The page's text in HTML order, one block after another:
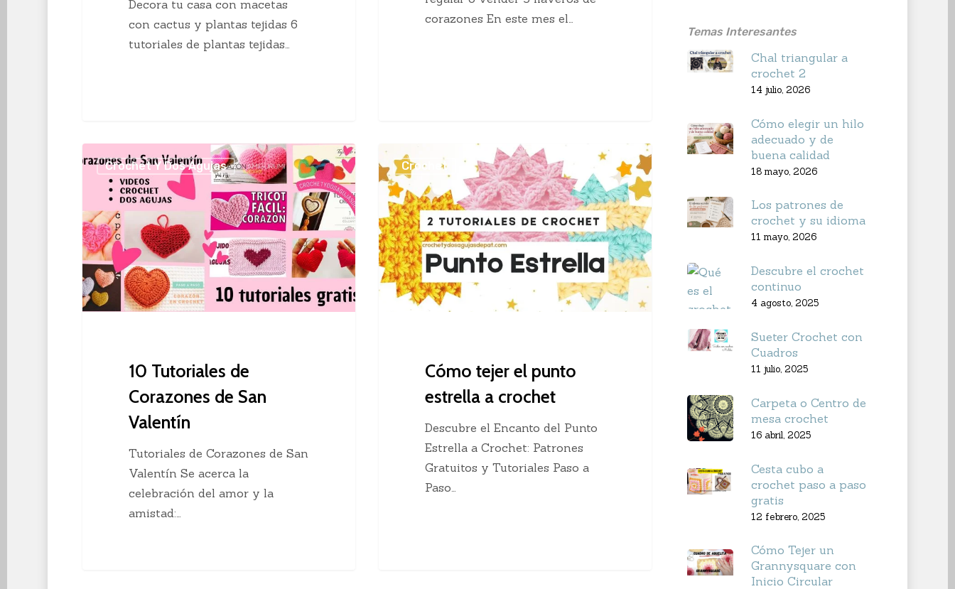
Decora tu casa con macetas
con cactus y plantas tejidas 6
tutoriales de plantas tejidas…
corazones En este mes el…
Tutoriales
Corazones
de
San
Valentín
Crochet Y Dos Agujas
10 Tutoriales de
Corazones de San
Valentín
Tutoriales de Corazones de San
Valentín Se acerca la
celebración del amor y la
amistad:…
Cómo
tejer
el
punto
estrella
a
crochet
Crochet
Cómo tejer el punto
estrella a crochet
Descubre el Encanto del Punto
Estrella a Crochet: Patrones
Gratuitos y Tutoriales Paso a
Paso…
Temas Interesantes
Chal triangular a
crochet 2
14 julio, 2026
Cómo elegir un hilo
adecuado y de
buena calidad
18 mayo, 2026
Los patrones de
crochet y su idioma
11 mayo, 2026
Descubre el crochet
continuo
4 agosto, 2025
Sueter Crochet con
Cuadros
11 julio, 2025
Carpeta o Centro de
mesa crochet
16 abril, 2025
Cesta cubo a
crochet paso a paso
gratis
12 febrero, 2025
Cómo Tejer un
Grannysquare con
Inicio Circular